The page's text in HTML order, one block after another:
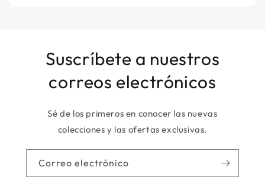
Suscríbete a nuestros
correos electrónicos
Sé de los primeros en conocer las nuevas
colecciones y las ofertas exclusivas.
Correo electrónico